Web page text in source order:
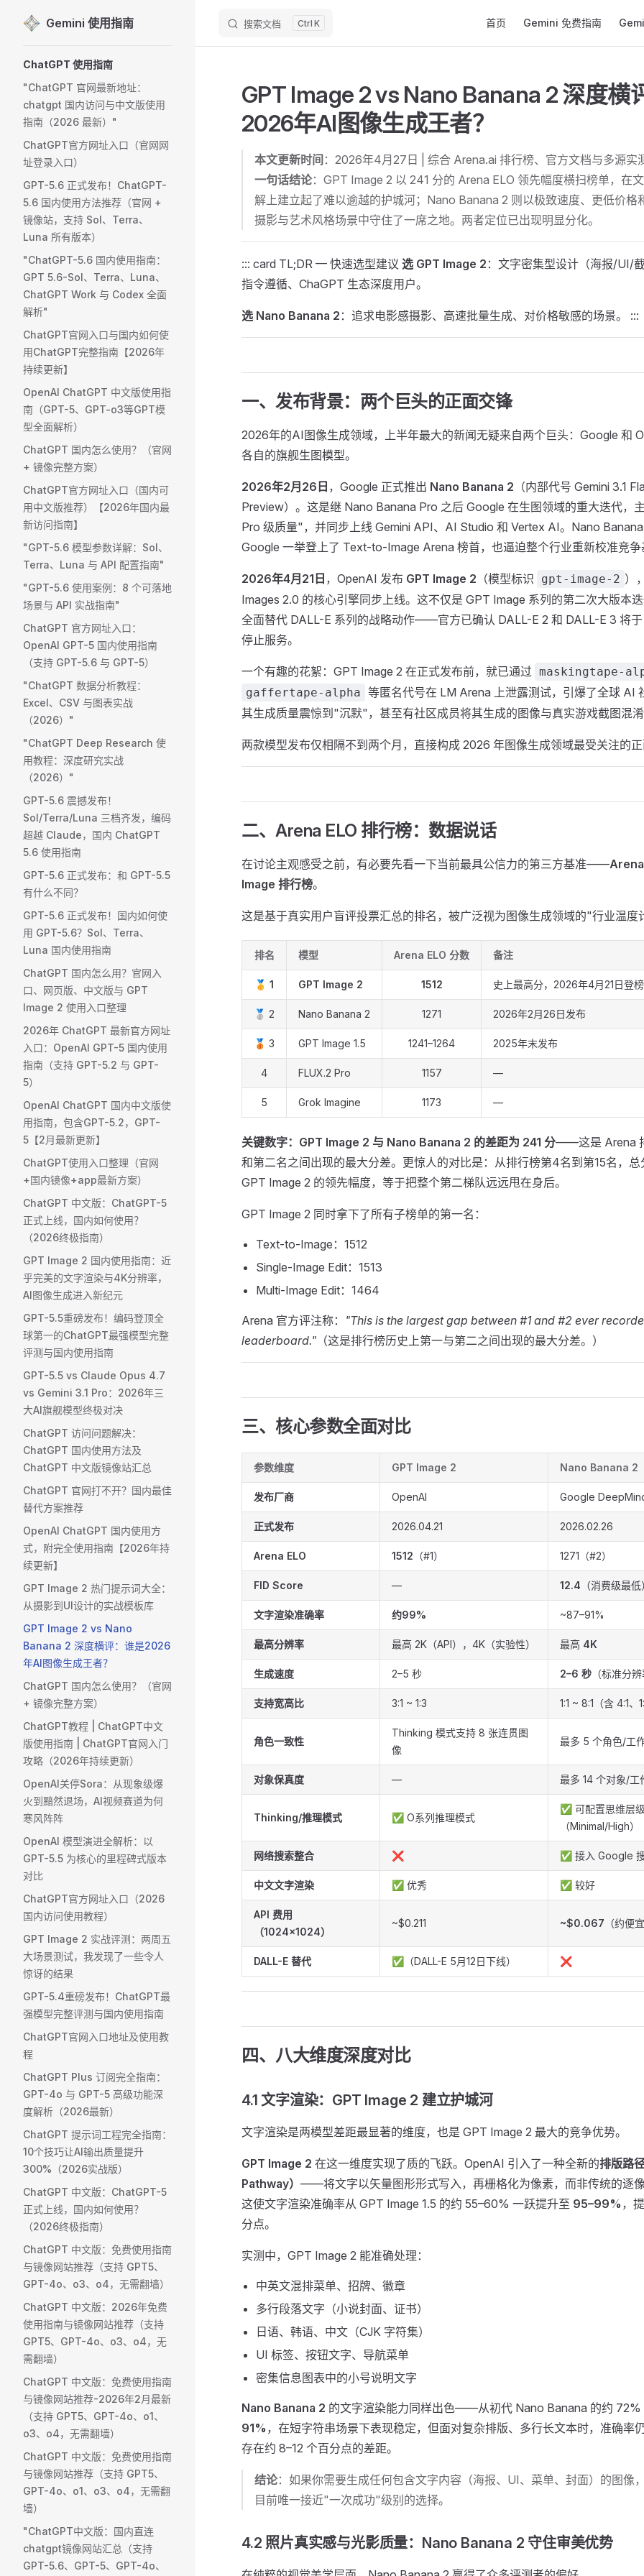
Skip to content
Gemini 使用指南 搜索文档 K 首页 Gemini 免费指南
ChatGPT 使用指南
"ChatGPT 官网最新地址：
chatgpt 国内访问与中文版使用
指南（2026 最新）"
ChatGPT官方网址入口（官网网
址登录入口）
GPT-5.6 正式发布！ChatGPT-
5.6 国内使用方法推荐（官网 +
镜像站，支持 Sol、Terra、
Luna 所有版本）
"ChatGPT-5.6 国内使用指南：
GPT 5.6-Sol、Terra、Luna、
ChatGPT Work 与 Codex 全面
解析"
ChatGPT官网入口与国内如何使
用ChatGPT完整指南【2026年
持续更新】
OpenAI ChatGPT 中文版使用指
南（GPT-5、GPT-o3等GPT模
型全面解析）
ChatGPT 国内怎么使用？（官网
+ 镜像完整方案） ​
ChatGPT官方网址入口（国内可
用中文版推荐）【2026年国内最
新访问指南】
"GPT-5.6 模型参数详解：Sol、
Terra、Luna 与 API 配置指南"
"GPT-5.6 使用案例：8 个可落地
场景与 API 实战指南"
ChatGPT 官方网址入口：
OpenAI GPT-5 国内使用指南
（支持 GPT-5.6 与 GPT-5）
"ChatGPT 数据分析教程：
Excel、CSV 与图表实战
（2026）"
"ChatGPT Deep Research 使
用教程：深度研究实战
（2026）"
GPT-5.6 震撼发布！
Sol/Terra/Luna 三档齐发，编码
超越 Claude，国内 ChatGPT
5.6 使用指南
GPT-5.6 正式发布：和 GPT-5.5
有什么不同？
GPT-5.6 正式发布！国内如何使
用 GPT-5.6？Sol、Terra、
Luna 国内使用指南
ChatGPT 国内怎么用？官网入
口、网页版、中文版与 GPT
Image 2 使用入口整理
2026年 ChatGPT 最新官方网址
入口：OpenAI GPT-5 国内使用
指南（支持 GPT-5.2 与 GPT-
5）
OpenAI ChatGPT 国内中文版使
用指南，包含GPT-5.2，GPT-
5【2月最新更新】
ChatGPT使用入口整理（官网
+国内镜像+app最新方案）
ChatGPT 中文版：ChatGPT-5
正式上线，国内如何使用？
（2026终极指南）
GPT Image 2 国内使用指南：近
乎完美的文字渲染与4K分辨率，
AI图像生成进入新纪元
GPT-5.5重磅发布！编码登顶全
球第一的ChatGPT最强模型完整
评测与国内使用指南
GPT-5.5 vs Claude Opus 4.7
vs Gemini 3.1 Pro：2026年三
大AI旗舰模型终极对决
ChatGPT 访问问题解决：
ChatGPT 国内使用方法及
ChatGPT 中文版镜像站汇总
ChatGPT 官网打不开？国内最佳
替代方案推荐
OpenAI ChatGPT 国内使用方
式，附完全使用指南【2026年持
续更新】
GPT Image 2 热门提示词大全：
从摄影到UI设计的实战模板库
GPT Image 2 vs Nano
Banana 2 深度横评：谁是2026
年AI图像生成王者？
ChatGPT 国内怎么使用？（官网
+ 镜像完整方案） ​
ChatGPT教程 | ChatGPT中文
版使用指南 | ChatGPT官网入门
攻略（2026年持续更新）
OpenAI关停Sora：从现象级爆
火到黯然退场，AI视频赛道为何
寒风阵阵
OpenAI 模型演进全解析：以
GPT-5.5 为核心的里程碑式版本
对比
ChatGPT官方网址入口（2026
国内访问使用教程）
GPT Image 2 实战评测：两周五
大场景测试，我发现了一些令人
惊讶的结果
GPT-5.4重磅发布！ChatGPT最
强模型完整评测与国内使用指南
ChatGPT官网入口地址及使用教
程
ChatGPT Plus 订阅完全指南：
GPT-4o 与 GPT-5 高级功能深
度解析（2026最新）
ChatGPT 提示词工程完全指南：
10个技巧让AI输出质量提升
300%（2026实战版）
ChatGPT 中文版：ChatGPT-5
正式上线，国内如何使用？
（2026终极指南）
ChatGPT 中文版：免费使用指南
与镜像网站推荐（支持 GPT5、
GPT-4o、o3、o4，无需翻墙）
ChatGPT 中文版：2026年免费
使用指南与镜像网站推荐（支持
GPT5、GPT-4o、o3、o4，无
需翻墙）
ChatGPT 中文版：免费使用指南
与镜像网站推荐-2026年2月最新
（支持 GPT5、GPT-4o、o1、
o3、o4，无需翻墙）
ChatGPT 中文版：免费使用指南
与镜像网站推荐（支持 GPT5、
GPT-4o、o1、o3、o4，无需翻
墙）
"ChatGPT中文版：国内直连
chatgpt镜像网站汇总（支持
GPT-5.6、GPT-5、GPT-4o、
GPT Image 2 vs Nano Banana 2 深度横
2026年AI图像生成王者？
本文更新时间 ：2026年4月27日 | 综合 Arena.ai 排行榜、官方文档与多源实
一句话结论：GPT Image 2 以 241 分的 Arena ELO 领先幅度横扫榜单，在
解上建立起了难以逾越的护城河；Nano Banana 2 则以极致速度、更低价格
摄影与艺术风格场景中守住了一席之地。两者定位已出现明显分化。
::: card TL;DR — 快速选型建议 选 GPT Image 2 ：文字密集型设计（海报/UI/
指令遵循、ChaGPT 生态深度用户。
选 Nano Banana 2 ：追求电影感摄影、高速批量生成、对价格敏感的场景。 :::
一、发布背景：两个巨头的正面交锋
2026年的AI图像生成领域，上半年最大的新闻无疑来自两个巨头：Google 和
各自的旗舰生图模型。
2026年2月26日 ，Google 正式推出 Nano Banana 2 （内部代号 Gemini 3.1
Preview）。这是继 Nano Banana Pro 之后 Google 在生图领域的重大迭代，
Pro 级质量"，并同步上线 Gemini API、AI Studio 和 Vertex AI。Nano
Google 一举登上了 Text-to-Image Arena 榜首，也逼迫整个行业重新校准竞争
2026年4月21日 ，OpenAI 发布 GPT Image 2 （模型标识 gpt-image-2 ）
Images 2.0 的核心引擎同步上线。这不仅是 GPT Image 系列的第二次大版本
全面替代 DALL-E 系列的战略动作——官方已确认 DALL-E 2 和 DALL-E 3 将于
停止服务。
一个有趣的花絮：GPT Image 2 在正式发布前，就已通过 maskingtape-
gaffertape-alpha 等匿名代号在 LM Arena 上泄露测试，引爆了全球 AI
其生成质量震惊到"沉默"，甚至有社区成员将其生成的图像与真实游戏截图混淆
两款模型发布仅相隔不到两个月，直接构成 2026 年图像生成领域最受关注的正
二、Arena ELO 排行榜：数据说话
在讨论主观感受之前，有必要先看一下当前最具公信力的第三方基准——
Image 排行榜。
这是基于真实用户盲评投票汇总的排名，被广泛视为图像生成领域的"行业温度
排名 模型 Arena ELO 分数 备注
🥇 1 GPT Image 2 1512 史上最高分，2026年4月21日登榜
🥈 2 Nano Banana 2 1271 2026年2月26日发布
🥉 3 GPT Image 1.5 1241–1264 2025年末发布
4 FLUX.2 Pro 1157 —
5 Grok Imagine 1173 —
关键数字：GPT Image 2 与 Nano Banana 2 的差距为 241 分——这是 Arena
和第二名之间出现的最大分差。更惊人的对比是：从排行榜第4名到第15名，总
GPT Image 2 的领先幅度，等于把整个第二梯队远远甩在身后。
GPT Image 2 同时拿下了所有子榜单的第一名：
Text-to-Image：1512
Single-Image Edit：1513
Multi-Image Edit：1464
Arena 官方评注称： "This is the largest gap between #1 and #2 ever
leaderboard." （这是排行榜历史上第一与第二之间出现的最大分差。）
三、核心参数全面对比
参数维度 GPT Image 2 Nano Banana 2
发布厂商 OpenAI Google
正式发布 2026.04.21 2026.02.26
Arena ELO 1512 （#1） 1271（#2）
FID Score — 12.4 （消费级最低
文字渲染准确率 约99% ~87–91%
最高分辨率 最高 2K（API），4K（实验性） 最高 4K
生成速度 2–5 秒 2–6 秒 （标准分辨
支持宽高比 3:1 ~ 1:3 1:1 ~ 8:1（含 4:1、
角色一致性
Thinking 模式支持 8 张连贯图
像
最多 5 个角色/工
对象保真度 — 最多 14 个对象/工
Thinking/推理模式 ✅ O系列推理模式
✅ 可配置思维层级
（Minimal/High）
网络搜索整合 ❌ ✅ 接入 Google
中文文字渲染 ✅ 优秀 ✅ 较好
API 费用
（1024×1024）
~$0.211 ~$0.067 （约便
DALL-E 替代 ✅（DALL-E 5月12日下线） ❌
四、八大维度深度对比
4.1 文字渲染：GPT Image 2 建立护城河
文字渲染是两模型差距最显著的维度，也是 GPT Image 2 最大的竞争优势。
GPT Image 2 在这一维度实现了质的飞跃。OpenAI 引入了一种全新的排版路
Pathway） ——将文字以矢量图形形式写入，再栅格化为像素，而非传统的逐
这使文字渲染准确率从 GPT Image 1.5 的约 55–60% 一跃提升至 95–99% ，
分点。
实测中，GPT Image 2 能准确处理：
中英文混排菜单、招牌、徽章
多行段落文字（小说封面、证书）
日语、韩语、中文（CJK 字符集）
UI 标签、按钮文字、导航菜单
密集信息图表中的小号说明文字
Nano Banana 2 的文字渲染能力同样出色——从初代 Nano Banana 的约 72%
91% ，在短字符串场景下表现稳定，但面对复杂排版、多行长文本时，准确率
存在约 8–12 个百分点的差距。
结论：如果你需要生成任何包含文字内容（海报、UI、菜单、封面）的图像
目前唯一接近"一次成功"级别的选择。
4.2 照片真实感与光影质量：Nano Banana 2 守住审美优势